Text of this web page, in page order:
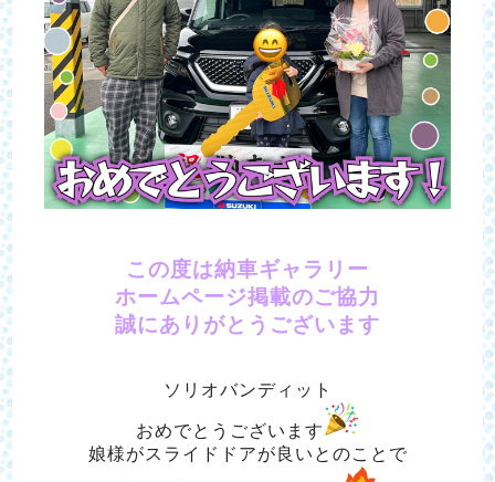
この度は納車ギャラリー
ホームページ掲載のご協力
誠にありがとうございます
ソリオバンディット
おめでとうございます
娘様がスライドドアが良いとのことで